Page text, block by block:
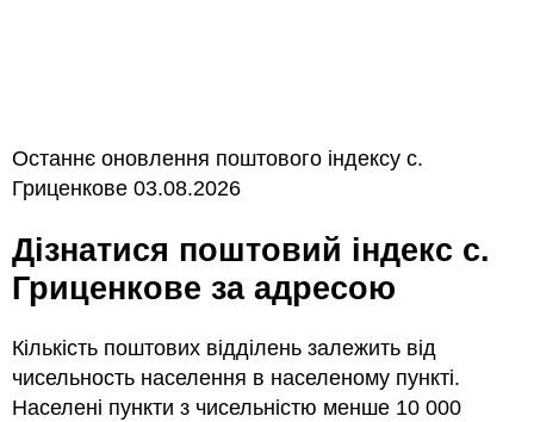
Останнє оновлення поштового індексу с.
Гриценкове 03.08.2026
Дізнатися поштовий індекс с.
Гриценкове за адресою
Кількість поштових відділень залежить від
чисельность населення в населеному пункті.
Населені пункти з чисельністю менше 10 000